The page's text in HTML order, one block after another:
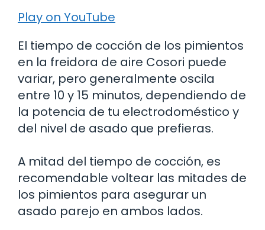
Play on YouTube
El tiempo de cocción de los pimientos
en la freidora de aire Cosori puede
variar, pero generalmente oscila
entre 10 y 15 minutos, dependiendo de
la potencia de tu electrodoméstico y
del nivel de asado que prefieras.
A mitad del tiempo de cocción, es
recomendable voltear las mitades de
los pimientos para asegurar un
asado parejo en ambos lados.